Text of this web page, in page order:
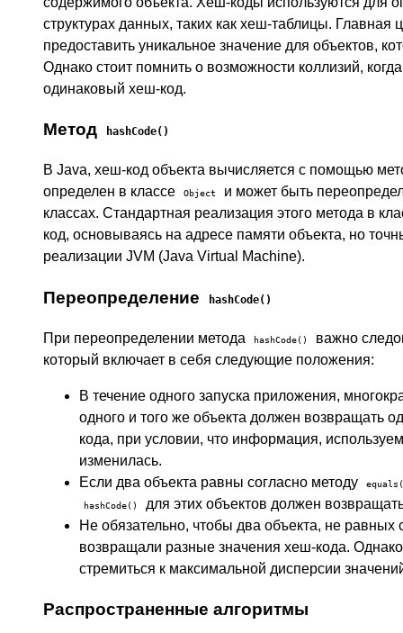
структурах данных, таких как хеш-таблицы.
предоставить уникальное значение для объектов,
Однако стоит помнить о возможности коллизий,
одинаковый хеш-код.
Метод hashCode()
В Java, хеш-код объекта вычисляется с помощью
определен в классе
Object
и может быть
классах. Стандартная реализация этого метода в
код, основываясь на адресе памяти объекта, но
реализации JVM (Java Virtual Machine).
Переопределение hashCode()
При переопределении метода hashCode()
важно
который включает в себя следующие положения:
В течение одного запуска приложения,
одного и того же объекта должен возвращать
кода, при условии, что информация,
изменилась.
Если два объекта равны согласно методу
hashCode()
для этих объектов должен
Не обязательно, чтобы два объекта, не равных
возвращали разные значения хеш-кода.
стремиться к максимальной дисперсии
Распространенные алгоритмы